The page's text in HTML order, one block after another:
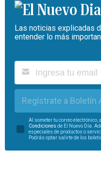
Las noticias explicadas
entender lo más
Regístrate a Boletín
Al someter tu correo electrónico,
Condiciones de El Nuevo Día.
especiales de productos o
Podrás optar salirte de los